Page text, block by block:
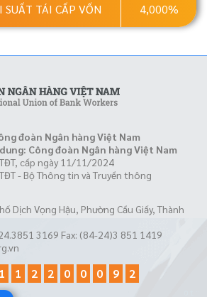
SUẤT TÁI CẤP VỐN 4,000%
đoàn Ngân hàng Việt Nam
Công đoàn Ngân hàng Việt Nam
cấp ngày 11/11/2024
- Bộ Thông tin và Truyền thông
Dịch Vọng Hậu, Phường Cầu Giấy, Thành
3169 Fax: (84-24)3 851 1419
1 1 2 2 0 0 0 9
2